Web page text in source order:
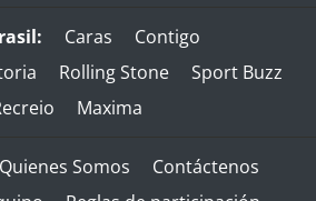
Caras
Contigo
Rolling Stone
Sport Buzz
Maxima
Quienes Somos
Contáctenos